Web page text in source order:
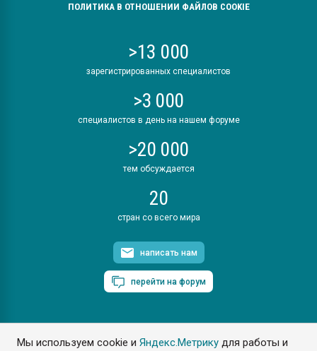
Мы используем cookie иЯндекс.Метрику для работы и
ПОЛИТИКА В ОТНОШЕНИИ ФАЙЛОВ COOKIE
>13 000
зарегистрированных специалистов
>3 000
специалистов в день на нашем форуме
>20 000
тем обсуждается
20
стран со всего мира
написать нам
перейти на форум
ПластЭксперт © 2006. Все права защищены